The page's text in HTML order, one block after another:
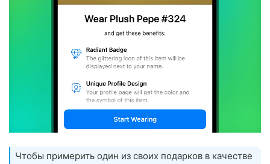
Чтобы примерить один из своих подарков в качестве